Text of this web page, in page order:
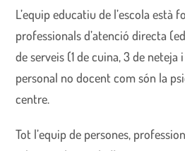
L’equip educatiu de l’escola està
professionals d’atenció directa
de serveis (1 de cuina, 3 de neteja
personal no docent com són la
centre.
Tot l’equip de persones,